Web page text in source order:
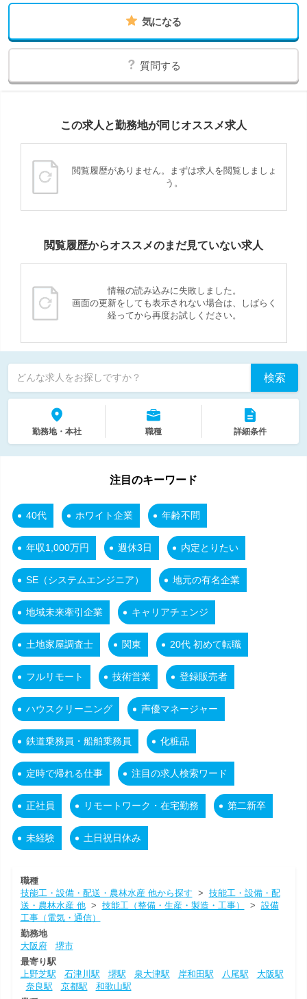
気になる
質問する
この求人と勤務地が同じオススメ求人
閲覧履歴がありません。まずは求人を閲覧しましょ
う。
閲覧履歴からオススメのまだ見ていない求人
情報の読み込みに失敗しました。
画面の更新をしても表示されない場合は、しばらく
経ってから再度お試しください。
どんな求人をお探しですか？ 検索
勤務地・本社 職種 詳細条件
注目のキーワード
40代 ホワイト企業 年齢不問
年収1,000万円 週休3日 内定とりたい
SE（システムエンジニア） 地元の有名企業
地域未来牽引企業 キャリアチェンジ
土地家屋調査士 関東 20代 初めて転職
フルリモート 技術営業 登録販売者
ハウスクリーニング 声優マネージャー
鉄道乗務員・船舶乗務員 化粧品
定時で帰れる仕事 注目の求人検索ワード
正社員 リモートワーク・在宅勤務 第二新卒
未経験 土日祝日休み
職種
技能工・設備・配送・農林水産 他から探す > 技能工・設備・配
送・農林水産 他> 技能工（整備・生産・製造・工事） > 設備
工事（電気・通信）
勤務地
大阪府
堺市
最寄り駅
上野芝駅
石津川駅 堺駅 泉大津駅 岸和田駅 八尾駅
大阪駅
奈良駅
京都駅
和歌山駅